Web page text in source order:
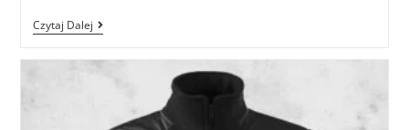
Czytaj Dalej